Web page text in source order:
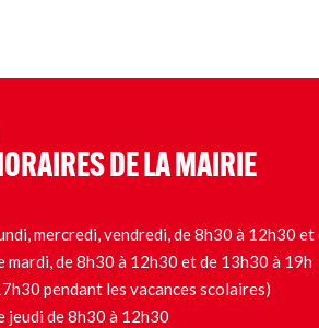
DE LA MAIRIE
mercredi, vendredi, de 8h30 à 12h30
mardi, de 8h30 à 12h30 et de 13h30 à 19h
pendant les vacances scolaires)
jeudi de 8h30 à 12h30